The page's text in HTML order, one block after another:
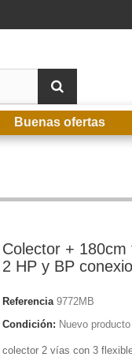
Buenas ofertas
Colector + 180cm
2 HP y BP
Referencia 9772MB
Condición: Nuevo producto
colector 2 vías con 3